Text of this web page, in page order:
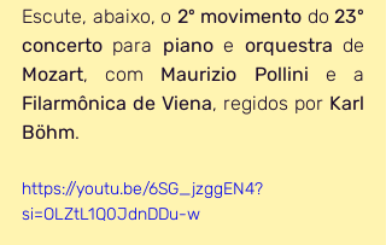
Escute, abaixo, o 2º movimento do 23º
concerto para piano e orquestra
Mozart, com Maurizio Pollini
Filarmônica de Viena, regidos por Karl
Böhm.
https://youtu.be/6SG_jzggEN4?
si=OLZtL1Q0JdnDDu-w